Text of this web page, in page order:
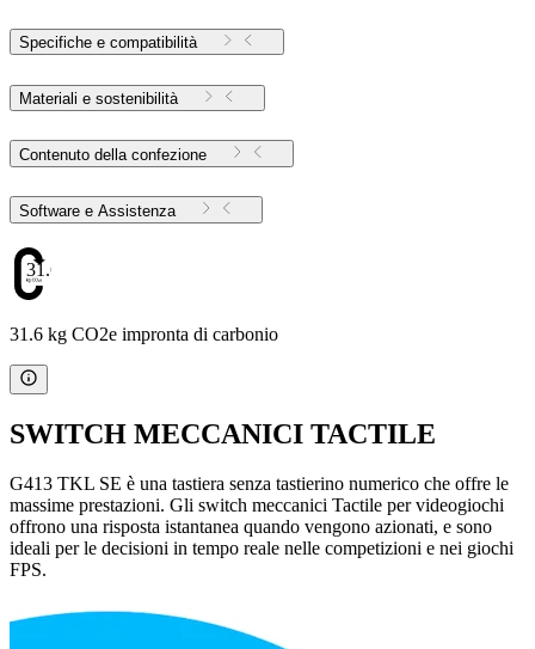
Specifiche e compatibilità
Materiali e sostenibilità
Contenuto della confezione
Software e Assistenza
31.6
31.6 kg CO2e impronta di carbonio
SWITCH MECCANICI TACTILE
G413 TKL SE è una tastiera senza tastierino numerico che offre le
massime prestazioni. Gli switch meccanici Tactile per videogiochi
offrono una risposta istantanea quando vengono azionati, e sono
ideali per le decisioni in tempo reale nelle competizioni e nei giochi
FPS.